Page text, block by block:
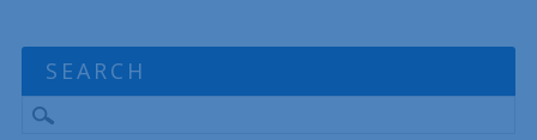
SEARCH